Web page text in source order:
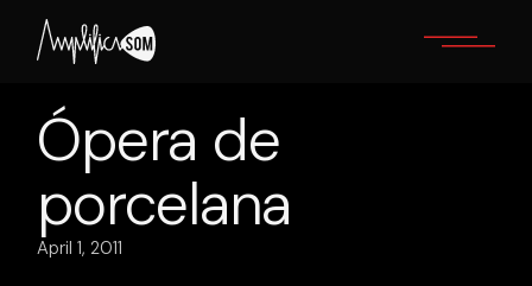
content
Ópera de
porcelana
April 1, 2011